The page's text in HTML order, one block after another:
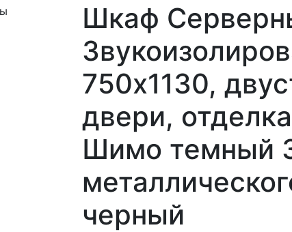
Шкаф
750х1130,
двери,
Шимо темный
черный